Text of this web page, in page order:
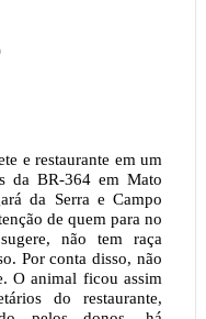
e restaurante em um
da BR-364 em Mato
da Serra e Campo
de quem para no
não tem raça
Por conta disso, não
O animal ficou assim
do restaurante,